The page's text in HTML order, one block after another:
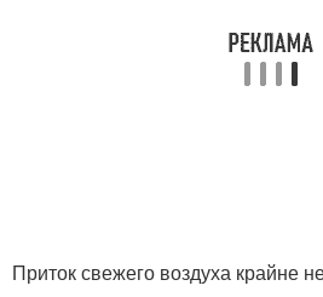
Приток свежего воздуха крайне